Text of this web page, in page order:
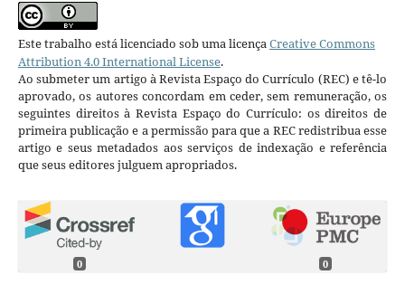
Este trabalho está licenciado sob uma licençaCreative Commons
Attribution 4.0 International License.
Ao submeter um artigo à Revista Espaço do Currículo (REC) e tê-lo
aprovado, os autores concordam em ceder, sem remuneração, os
seguintes direitos à Revista Espaço do Currículo: os direitos de
primeira publicação e a permissão para que a REC redistribua esse
artigo e seus metadados aos serviços de indexação e referência
que seus editores julguem apropriados.
0 0